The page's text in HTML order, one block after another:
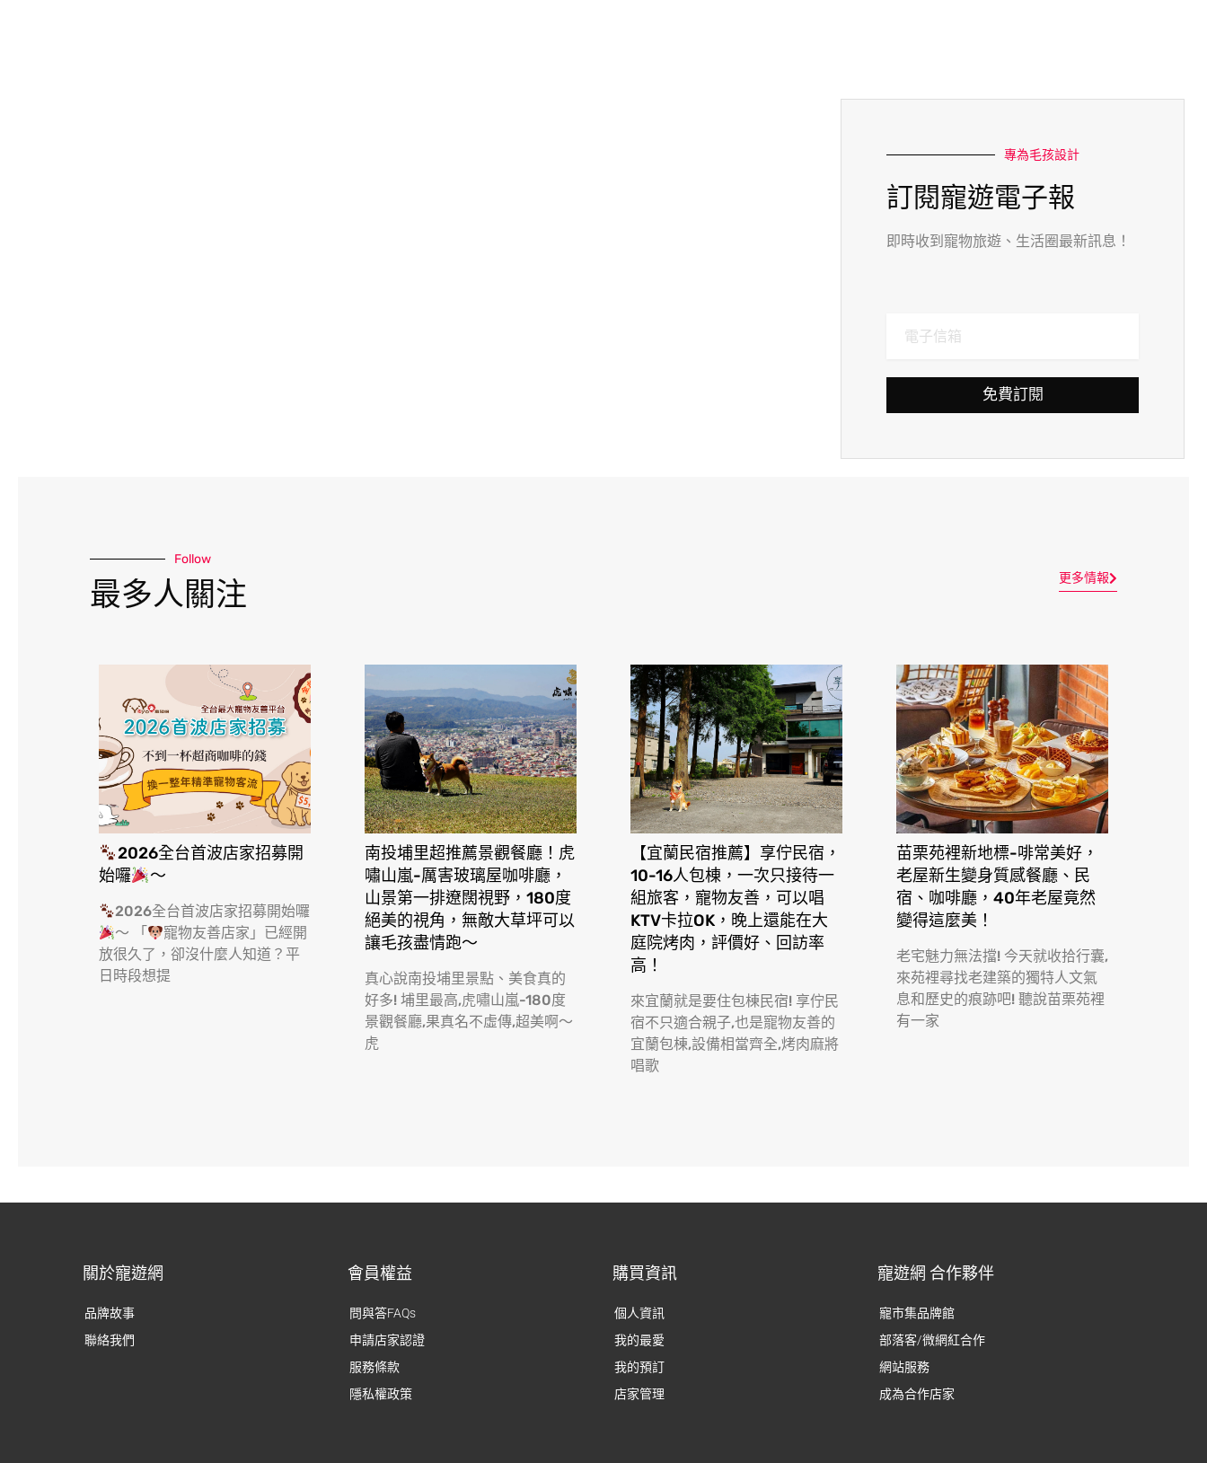
專為毛孩設計
訂閱寵遊電子報
即時收到寵物旅遊、生活圈最新訊息！
免費訂閱
Follow
最多人關注 更多情報
2026全台首波店家招募開
始囉
～
2026全台首波店家招募開始囉
～ 「
寵物友善店家」已經開
放很久了，卻沒什麼人知道？平
日時段想提
南投埔里超推薦景觀餐廳！虎
嘯山嵐-厲害玻璃屋咖啡廳，
山景第一排遼闊視野，180度
絕美的視角，無敵大草坪可以
讓毛孩盡情跑〜
真心說南投埔里景點、美食真的
好多! 埔里最高,虎嘯山嵐-180度
景觀餐廳,果真名不虛傳,超美啊〜
虎
【宜蘭民宿推薦】享佇民宿，
10-16人包棟，一次只接待一
組旅客，寵物友善，可以唱
KTV卡拉OK，晚上還能在大
庭院烤肉，評價好、回訪率
高！
來宜蘭就是要住包棟民宿! 享佇民
宿不只適合親子,也是寵物友善的
宜蘭包棟,設備相當齊全,烤肉麻將
唱歌
苗栗苑裡新地標-啡常美好，
老屋新生變身質感餐廳、民
宿、咖啡廳，40年老屋竟然
變得這麼美！
老宅魅力無法擋! 今天就收拾行囊,
來苑裡尋找老建築的獨特人文氣
息和歷史的痕跡吧! 聽說苗栗苑裡
有一家
關於寵遊網
品牌故事
聯絡我們
會員權益
問與答FAQs
申請店家認證
服務條款
隱私權政策
購買資訊
個人資訊
我的最愛
我的預訂
店家管理
寵遊網 合作夥伴
寵市集品牌館
部落客/微網紅合作
網站服務
成為合作店家